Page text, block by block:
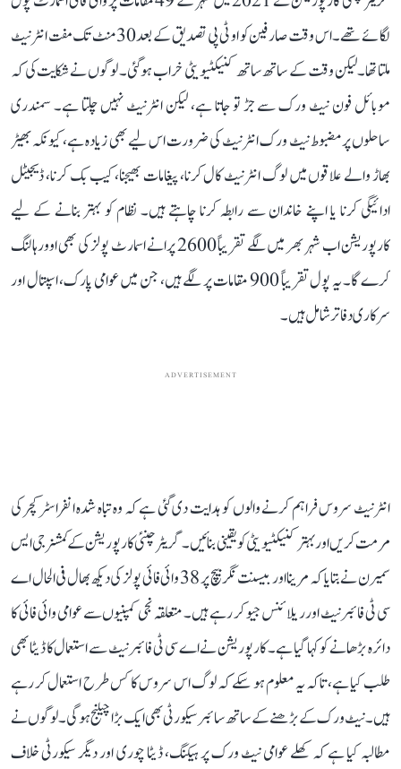
لگائے تھے۔ اس وقت صارفین کو او ٹی پی تصدیق کے بعد 30 منٹ تک مفت انٹرنیٹ
ملتا تھا۔ لیکن وقت کے ساتھ ساتھ کنیکٹیویٹی خراب ہو گئی۔ لوگوں نے شکایت کی کہ
موبائل فون نیٹ ورک سے جڑ تو جاتا ہے، لیکن انٹرنیٹ نہیں چلتا ہے۔ سمندری
ساحلوں پر مضبوط نیٹ ورک انٹرنیٹ کی ضرورت اس لیے بھی زیادہ ہے، کیونکہ بھیڑ
بھاڑ والے علاقوں میں لوگ انٹرنیٹ کال کرنا، پیغامات بھیجنا، کیب بک کرنا، ڈیجیٹل
ادائیگی کرنا یا اپنے خاندان سے رابطہ کرنا چاہتے ہیں۔ نظام کو بہتر بنانے کے لیے
کارپوریشن اب شہر بھر میں لگے تقریباً 2600 پرانے اسمارٹ پولز کی بھی اوورہالنگ
کرے گا۔ یہ پول تقریباً 900 مقامات پر لگے ہیں، جن میں عوامی پارک، اسپتال اور
سرکاری دفاتر شامل ہیں۔
ADVERTISEMENT
انٹرنیٹ سروس فراہم کرنے والوں کو ہدایت دی گئی ہے کہ وہ تباہ شدہ انفراسٹرکچر کی
مرمت کریں اور بہتر کنیکٹیویٹی کو یقینی بنائیں۔ گریٹر چنئی کارپوریشن کے کمشنر جی ایس
سمیرن نے بتایا کہ مرینا اور بیسنت نگر بیچ پر 38 وائی فائی پولز کی دیکھ بھال فی الحال اے
سی ٹی فائبرنیٹ اور ریلائنس جیو کر رہے ہیں۔ متعلقہ نجی کمپنیوں سے عوامی وائی فائی کا
دائرہ بڑھانے کو کہا گیا ہے۔ کارپوریشن نے اے سی ٹی فائبرنیٹ سے استعمال کا ڈیٹا بھی
طلب کیا ہے، تاکہ یہ معلوم ہو سکے کہ لوگ اس سروس کا کس طرح استعمال کر رہے
ہیں۔ نیٹ ورک کے بڑھنے کے ساتھ سائبر سیکورٹی بھی ایک بڑا چیلنج ہوگی۔ لوگوں نے
مطالبہ کیا ہے کہ کھلے عوامی نیٹ ورک پر ہیکنگ، ڈیٹا چوری اور دیگر سیکورٹی خلاف